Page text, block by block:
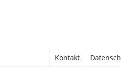
Kontakt